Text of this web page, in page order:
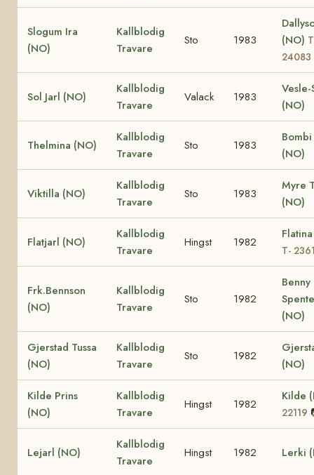
Slogum Ira
(NO)
Kallblodig
Travare
Sto 1983
(NO)
24083
Sol Jarl (NO)
Kallblodig
Travare
Valack 1983
(NO)
Thelmina (NO)
Kallblodig
Travare
Sto 1983
(NO)
Viktilla (NO)
Kallblodig
Travare
Sto 1983
Myre
(NO)
Flatjarl (NO)
Kallblodig
Travare
Hingst 1982
T-
Frk.Bennson
(NO)
Kallblodig
Travare
Sto 1982
Benny
(NO)
Gjerstad Tussa
(NO)
Kallblodig
Travare
Sto 1982
(NO)
Kilde Prins
(NO)
Kallblodig
Travare
Hingst 1982
Kilde
22119
Lejarl (NO)
Kallblodig
Travare
Hingst 1982 Lerki